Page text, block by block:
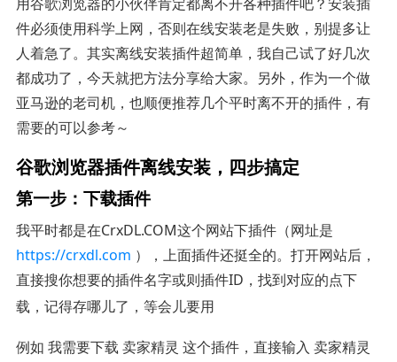
件必须使用科学上网，否则在线安装老是失败，别提多让
人着急了。其实离线安装插件超简单，我自己试了好几次
都成功了，今天就把方法分享给大家。另外，作为一个做
亚马逊的老司机，也顺便推荐几个平时离不开的插件，有
需要的可以参考～
谷歌浏览器插件离线安装，四步搞定
第一步：下载插件
我平时都是在CrxDL.COM这个网站下插件（网址是
https://crxdl.com ），上面插件还挺全的。打开网站后，
直接搜你想要的插件名字或则插件ID，找到对应的点 下
载 ，记得存哪儿了，等会儿要用
例如 我需要下载 卖家精灵 这个插件，直接输入 卖家精灵